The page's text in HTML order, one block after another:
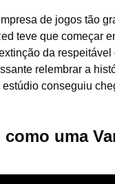
de jogos tão
teve que começar
da respeitável
relembrar a
conseguiu
como uma